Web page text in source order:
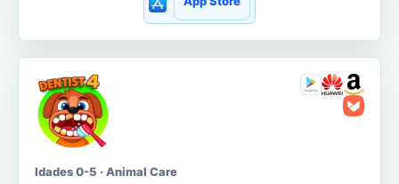
Idades 0-5 · Animal Care